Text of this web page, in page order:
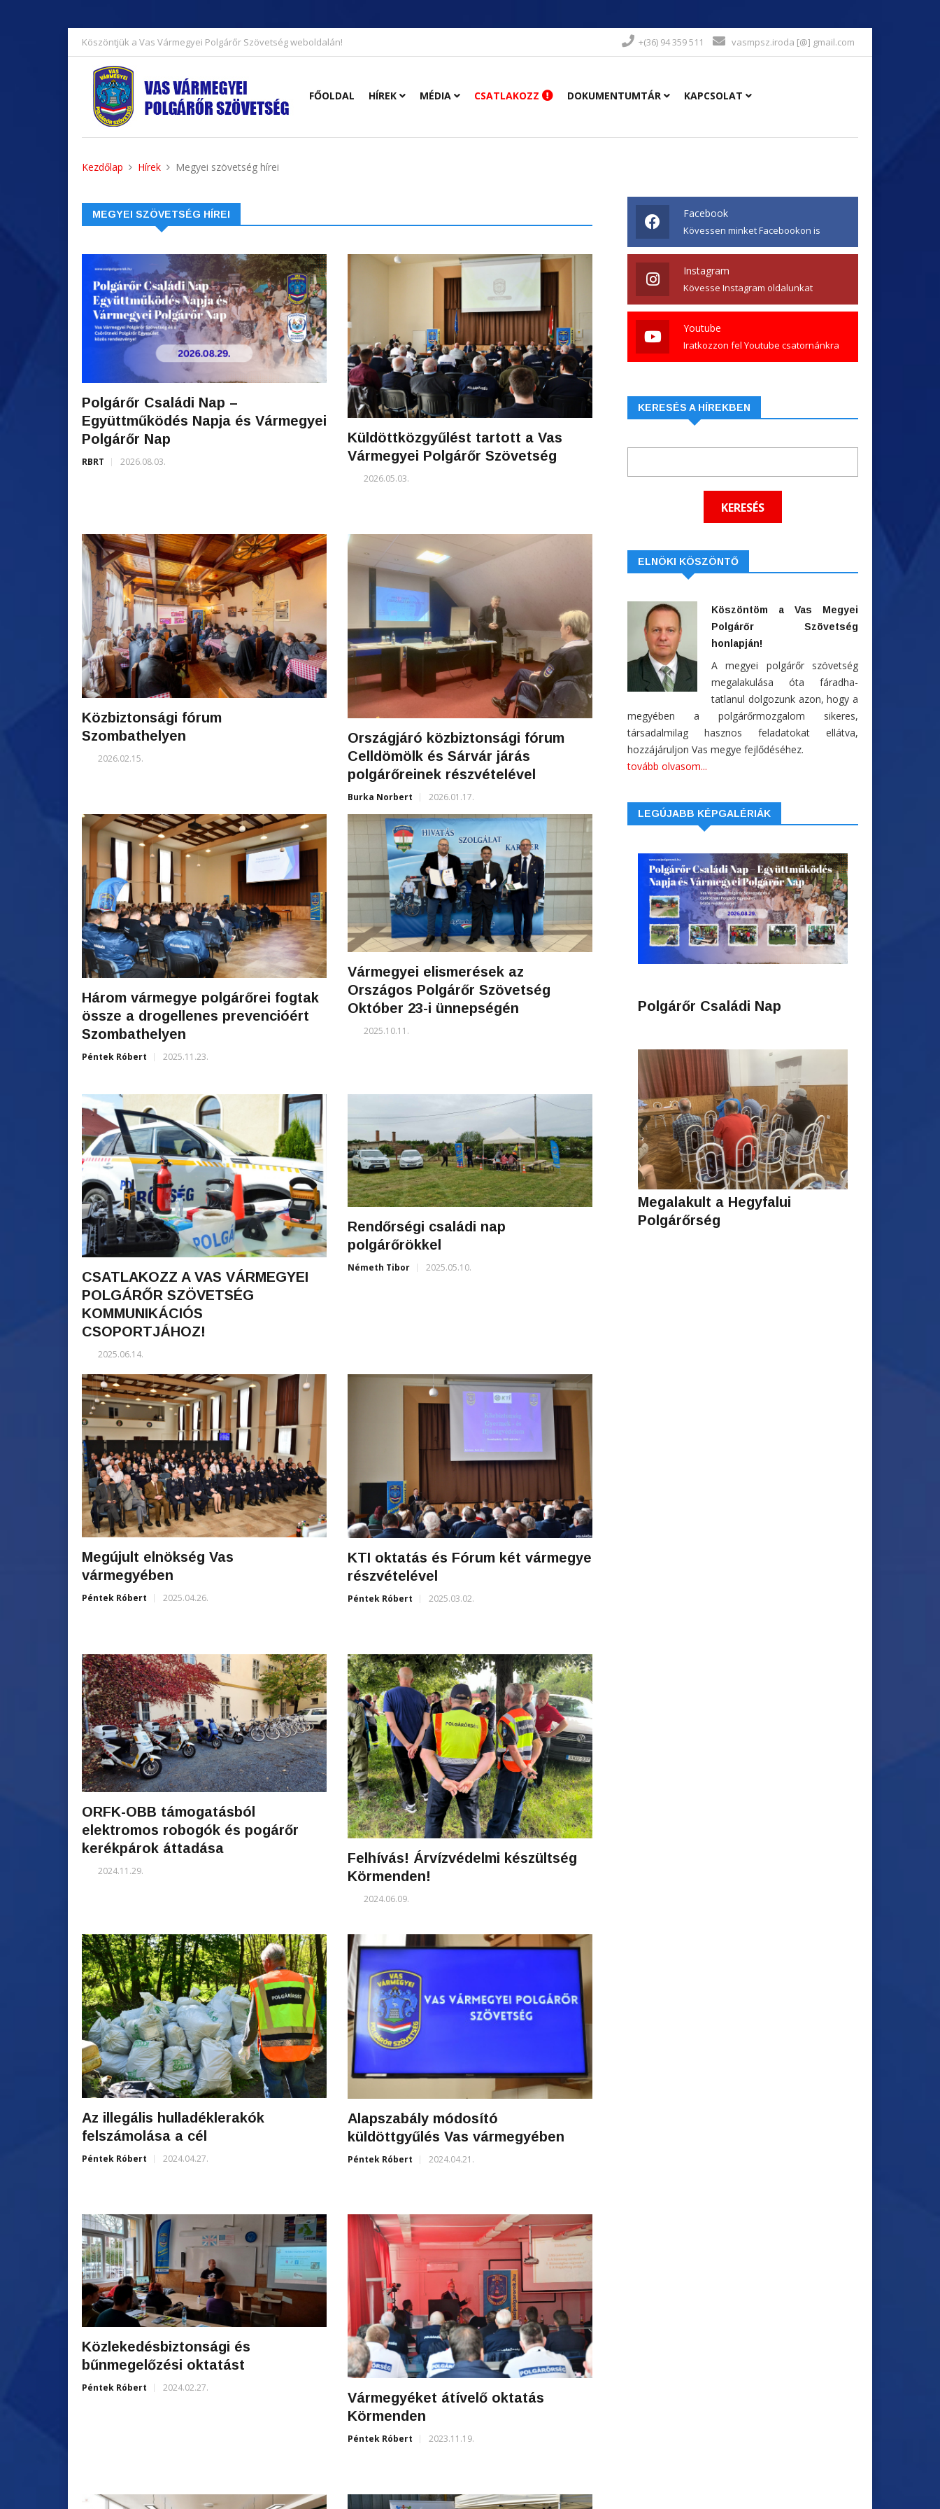
Köszöntjük a Vas Vármegyei Polgárőr Szövetség weboldalán! +(36) 94 359 511 vasmpsz.iroda [@] gmail.com
FŐOLDAL HÍREK MÉDIA CSATLAKOZZ DOKUMENTUMTÁR KAPCSOLAT
Kezdőlap Hírek Megyei szövetség hírei
MEGYEI SZÖVETSÉG HÍREI
Polgárőr Családi Nap –
Együttműködés Napja és Vármegyei
Polgárőr Nap
RBRT 2026.08.03.
Küldöttközgyűlést tartott a Vas
Vármegyei Polgárőr Szövetség
2026.05.03.
Közbiztonsági fórum
Szombathelyen
2026.02.15.
Országjáró közbiztonsági fórum
Celldömölk és Sárvár járás
polgárőreinek részvételével
Burka Norbert 2026.01.17.
Három vármegye polgárőrei fogtak
össze a drogellenes prevencióért
Szombathelyen
Péntek Róbert 2025.11.23.
Vármegyei elismerések az
Országos Polgárőr Szövetség
Október 23-i ünnepségén
2025.10.11.
CSATLAKOZZ A VAS VÁRMEGYEI
POLGÁRŐR SZÖVETSÉG
KOMMUNIKÁCIÓS
CSOPORTJÁHOZ!
2025.06.14.
Rendőrségi családi nap
polgárőrökkel
Németh Tibor 2025.05.10.
Megújult elnökség Vas
vármegyében
Péntek Róbert 2025.04.26.
KTI oktatás és Fórum két vármegye
részvételével
Péntek Róbert 2025.03.02.
ORFK-OBB támogatásból
elektromos robogók és pogárőr
kerékpárok áttadása
2024.11.29.
Felhívás! Árvízvédelmi készültség
Körmenden!
2024.06.09.
Az illegális hulladéklerakók
felszámolása a cél
Péntek Róbert 2024.04.27.
Alapszabály módosító
küldöttgyűlés Vas vármegyében
Péntek Róbert 2024.04.21.
Közlekedésbiztonsági és
bűnmegelőzési oktatást
Péntek Róbert 2024.02.27.
Vármegyéket átívelő oktatás
Körmenden
Péntek Róbert 2023.11.19.
Facebook
Kövessen minket Facebookon is
Instagram
Kövesse Instagram oldalunkat
Youtube
Iratkozzon fel Youtube csatornánkra
KERESÉS A HÍREKBEN
ELNÖKI KÖSZÖNTŐ
Köszöntöm a Vas Megyei
Polgárőr Szövetség
honlapján!
A megyei polgárőr szövetség
megalakulása óta fáradha-
tatlanul dolgozunk azon, hogy a
megyében a polgárőrmozgalom sikeres,
társadalmilag hasznos feladatokat ellátva,
hozzájáruljon Vas megye fejlődéséhez.
tovább olvasom...
LEGÚJABB KÉPGALÉRIÁK
Polgárőr Családi Nap
Megalakult a Hegyfalui
Polgárőrség